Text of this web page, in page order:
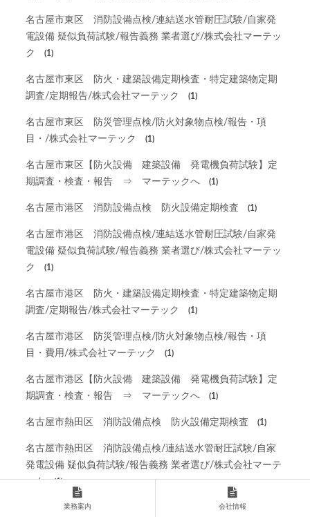
名古屋市東区 消防設備点検/連結送水管耐圧試験/自家発
電設備 疑似負荷試験/報告義務 業者選び/株式会社マーテッ
ク
(1)
名古屋市東区 防火・建築設備定期検査・特定建築物定期
調査/定期報告/株式会社マーテック
(1)
名古屋市東区 防災管理点検/防火対象物点検/報告・項
目・/株式会社マーテック
(1)
名古屋市東区【防火設備 建築設備 発電機負荷試験】定
期調査・検査・報告 ⇒ マーテックへ
(1)
名古屋市港区 消防設備点検 防火設備定期検査 (1)
名古屋市港区 消防設備点検/連結送水管耐圧試験/自家発
電設備 疑似負荷試験/報告義務 業者選び/株式会社マーテッ
ク
(1)
名古屋市港区 防火・建築設備定期検査・特定建築物定期
調査/定期報告/株式会社マーテック
(1)
名古屋市港区 防災管理点検/防火対象物点検/報告・項
目・費用/株式会社マーテック
(1)
名古屋市港区【防火設備 建築設備 発電機負荷試験】定
期調査・検査・報告 ⇒ マーテックへ
(1)
名古屋市熱田区 消防設備点検 防火設備定期検査 (1)
名古屋市熱田区 消防設備点検/連結送水管耐圧試験/自家
発電設備 疑似負荷試験/報告義務 業者選び/株式会社マーテ
ック
(1)
名古屋市熱田区 防火・建築設備定期検査・特定建築物定
業務案内 会社情報